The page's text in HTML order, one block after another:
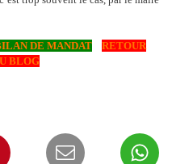
DE MANDAT
RETOUR
BLOG